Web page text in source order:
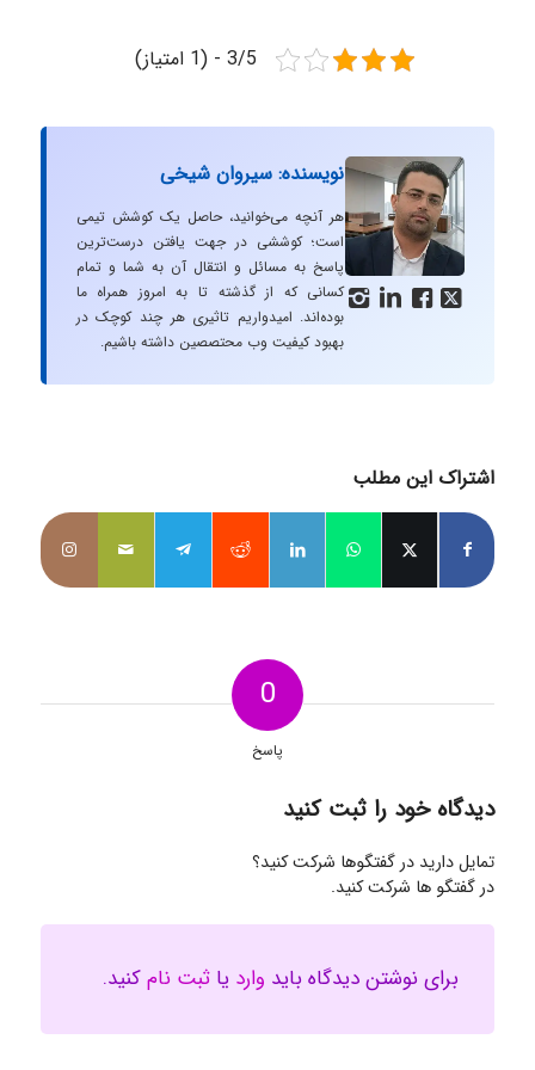
3/5 - (1 امتیاز)
   
نویسنده: سیروان شیخی
هر آنچه می‌خوانید، حاصل یک کوشش تیمی
است؛ کوششی در جهت یافتن درست‌ترین
پاسخ به مسائل و انتقال آن به شما و تمام
کسانی که از گذشته تا به امروز همراه ما
بوده‌اند. امیدواریم تاثیری هر چند کوچک در
بهبود کیفیت وب محتصصین داشته باشیم.
اشتراک این مطلب
0
پاسخ
دیدگاه خود را ثبت کنید
تمایل دارید در گفتگوها شرکت کنید؟
در گفتگو ها شرکت کنید.
برای نوشتن دیدگاه باید وارد یا ثبت نامکنید.